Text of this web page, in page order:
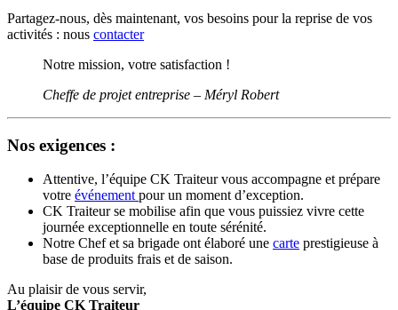
Partagez-nous, dès maintenant, vos besoins pour la reprise de vos
activités : nous contacter
Notre mission, votre satisfaction !
Cheffe de projet entreprise – Méryl Robert
Nos exigences :
Attentive, l’équipe CK Traiteur vous accompagne et prépare
votre événementpour un moment d’exception.
CK Traiteur se mobilise afin que vous puissiez vivre cette
journée exceptionnelle en toute sérénité.
Notre Chef et sa brigade ont élaboré une carte prestigieuse à
base de produits frais et de saison.
Au plaisir de vous servir,
L’équipe CK Traiteur